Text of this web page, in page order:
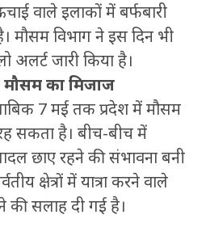
वाले इलाकों में बर्फबारी
मौसम विभाग ने इस दिन भी
जारी किया है।
का मिजाज
7 मई तक प्रदेश में मौसम
सकता है। बीच-बीच में
छाए रहने की संभावना बनी
क्षेत्रों में यात्रा करने वाले
की सलाह दी गई है।